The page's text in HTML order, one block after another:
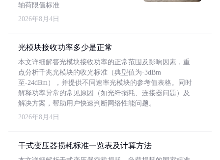
轴荷限值标准
2026年8月4日
光模块接收功率多少是正常
本文详细解答光模块接收功率的正常范围及影响因素，重
点分析千兆光模块的收光标准（典型值为-3dBm
至-24dBm），并提供不同速率光模块的参考值表格。同时
解释功率异常的常见原因（如光纤损耗、连接器问题）及
解决方案，帮助用户快速判断网络性能问题。
2026年8月4日
干式变压器损耗标准一览表及计算方法